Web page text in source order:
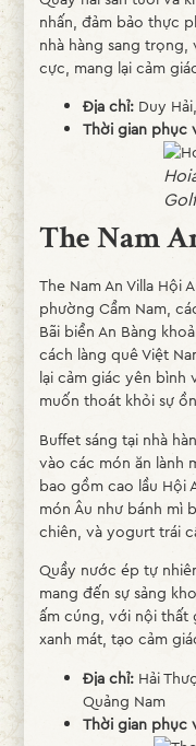
nhấn, đảm bảo thực
nhà hàng sang
cực, mang lại cảm
Địa chỉ:Duy
Thời gian phục
Golf
The Nam
The Nam An Villa Hội
phường Cẩm Nam,
Bãi biển An Bàng
cách làng quê Việt
lại cảm giác yên bình
muốn thoát khỏi sự
Buffet sáng tại nhà
vào các món ăn lành
bao gồm cao lầu Hội
món Âu như bánh mì
chiên, và yogurt trái
Quầy nước ép tự
mang đến sự sảng
ấm cúng, với nội thất
xanh mát, tạo cảm
Địa chỉ:Hải
Quảng Nam
Thời gian phục